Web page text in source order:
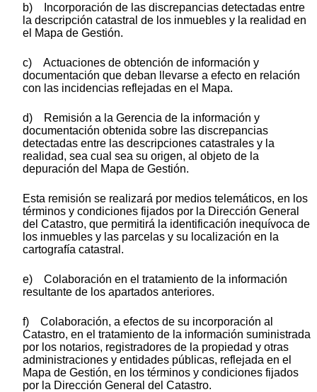
b) Incorporación de las discrepancias detectadas entre
la descripción catastral de los inmuebles y la realidad en
el Mapa de Gestión.
c) Actuaciones de obtención de información y
documentación que deban llevarse a efecto en relación
con las incidencias reflejadas en el Mapa.
d) Remisión a la Gerencia de la información y
documentación obtenida sobre las discrepancias
detectadas entre las descripciones catastrales y la
realidad, sea cual sea su origen, al objeto de la
depuración del Mapa de Gestión.
Esta remisión se realizará por medios telemáticos, en los
términos y condiciones fijados por la Dirección General
del Catastro, que permitirá la identificación inequívoca de
los inmuebles y las parcelas y su localización en la
cartografía catastral.
e) Colaboración en el tratamiento de la información
resultante de los apartados anteriores.
f) Colaboración, a efectos de su incorporación al
Catastro, en el tratamiento de la información suministrada
por los notarios, registradores de la propiedad y otras
administraciones y entidades públicas, reflejada en el
Mapa de Gestión, en los términos y condiciones fijados
por la Dirección General del Catastro.